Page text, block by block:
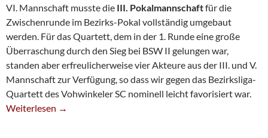
VI. Mannschaft musste die III. Pokalmannschaftfür die
Zwischenrunde im Bezirks-Pokal vollständig umgebaut
werden. Für das Quartett, dem in der 1. Runde eine große
Überraschung durch den Sieg bei BSW II gelungen war,
standen aber erfreulicherweise vier Akteure aus der III. und V.
Mannschaft zur Verfügung, so dass wir gegen das Bezirksliga-
Quartett des Vohwinkeler SC nominell leicht favorisiert war.
Auch Pokal-Dritte In Der Nächsten Runde
Weiterlesen →